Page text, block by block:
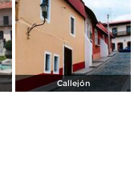
Callejón